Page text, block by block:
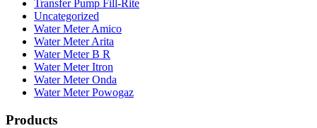
Transfer Pump Fill-Rite
Uncategorized
Water Meter Amico
Water Meter Arita
Water Meter B R
Water Meter Itron
Water Meter Onda
Water Meter Powogaz
Products